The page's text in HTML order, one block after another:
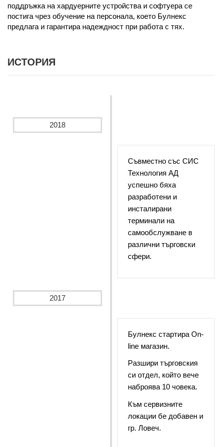
поддръжка на хардуерните устройства и софтуера се
постига чрез обучение на персонала, което Булнекс
предлага и гарантира надеждност при работа с тях.
ИСТОРИЯ
Съвместно със СИС
Технология АД
успешно бяха
разработени и
инсталирани
терминали на
самообслужване в
различни търговски
сфери.
2018
Булнекс стартира Оn-
line магазин.
Разшири търговския
си отдел, който вече
наброява 10 човека.
Към сервизните
локации бе добавен и
гр. Ловеч.
2017